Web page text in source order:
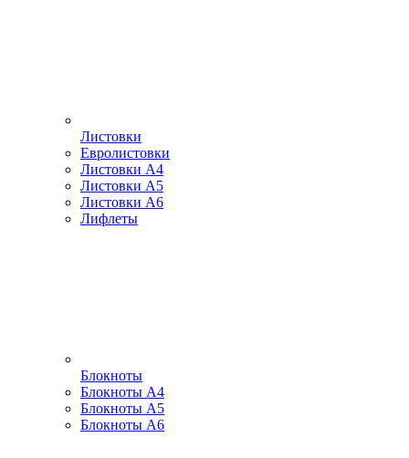
Листовки
Евролистовки
Листовки А4
Листовки А5
Листовки А6
Лифлеты
Блокноты
Блокноты А4
Блокноты А5
Блокноты А6